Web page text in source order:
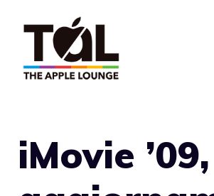
contenuto
iMovie ’09,